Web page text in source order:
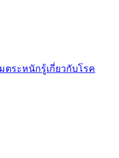
ตระหนักรู้เกี่ยวกับโรค